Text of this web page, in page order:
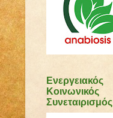
Ενεργειακός
Κοινωνικός
Συνεταιρισμός